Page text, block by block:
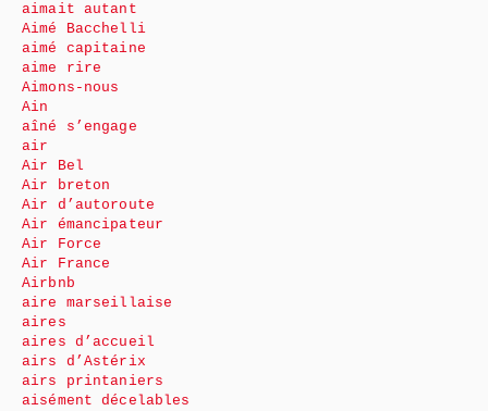
aimait autant
Aimé Bacchelli
aimé capitaine
aime rire
Aimons-nous
Ain
aîné s’engage
air
Air Bel
Air breton
Air d’autoroute
Air émancipateur
Air Force
Air France
Airbnb
aire marseillaise
aires
aires d’accueil
airs d’Astérix
airs printaniers
aisément décelables